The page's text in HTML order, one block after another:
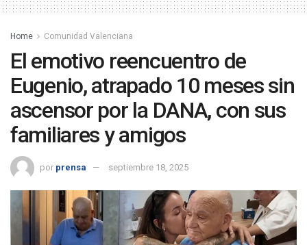
Home Comunidad Valenciana
El emotivo reencuentro de
Eugenio, atrapado 10 meses sin
ascensor por la DANA, con sus
familiares y amigos
por prensa septiembre 18, 2025